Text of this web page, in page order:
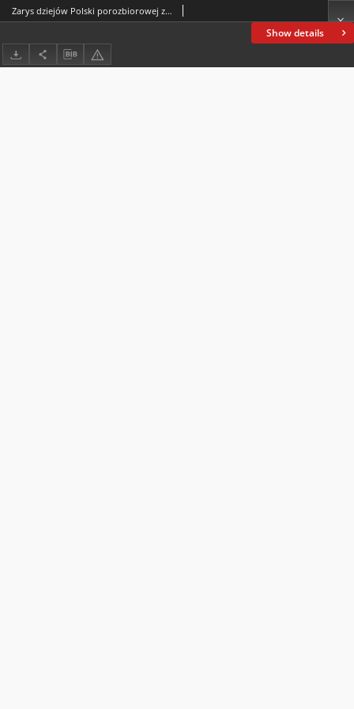
Show details
Zarys dziejów Polski porozbiorowej z dodaniem najważniejszych wiadomości z literatury i geografii polskiej